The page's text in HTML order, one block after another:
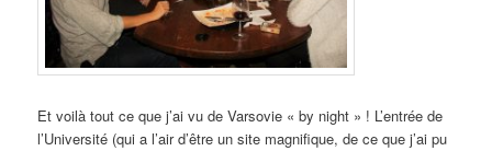
Et voilà tout ce que j’ai vu de Varsovie « by night » ! L’entrée de
l’Université (qui a l’air d’être un site magnifique, de ce que j’ai pu